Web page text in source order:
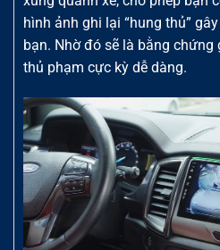
hình ảnh ghi lại “hung thủ”
bạn. Nhờ đó sẽ là bằng chứng
thủ phạm cực kỳ dễ dàng.